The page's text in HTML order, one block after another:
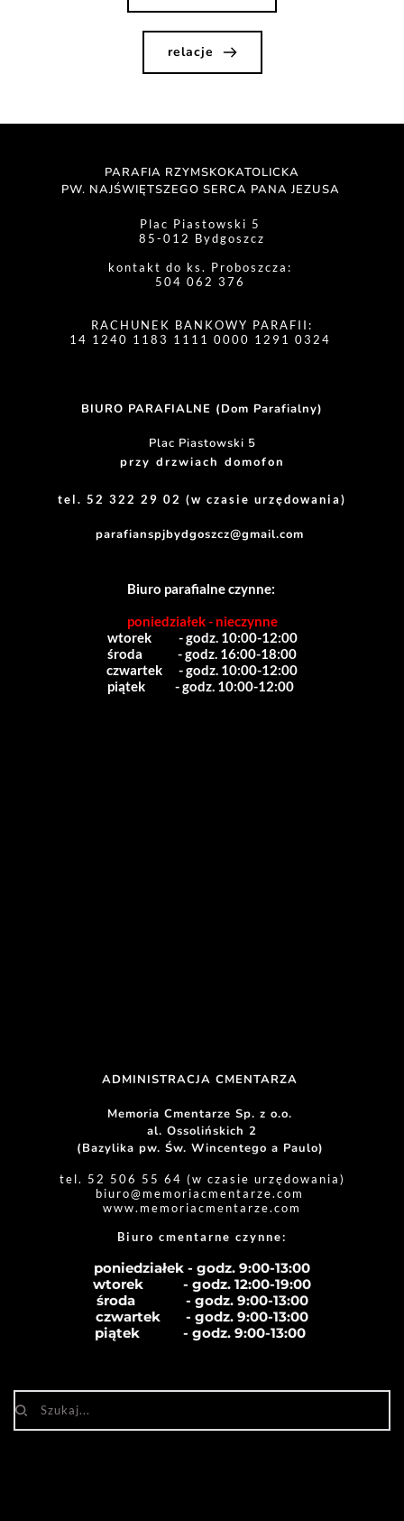
relacje
PARAFIA RZYMSKOKATOLICKA
PW. NAJŚWIĘTSZEGO SERCA PANA JEZUSA
Plac Piastowski 5
85-012 Bydgoszcz
kontakt do ks. Proboszcza:
504 062 376
RACHUNEK BANKOWY PARAFII:
14 1240 1183 1111 0000 1291 0324
BIURO PARAFIALNE (Dom Parafialny)
Plac Piastowski 5
przy drzwiach domofon
tel. 52 322 29 02 (w czasie urzędowania)
parafianspjbydgoszcz@gmail.com
Biuro parafialne czynne:
poniedziałek - nieczynne
wtorek          - godz. 10:00-12:00
środa             - godz. 16:00-18:00
czwartek      - godz. 10:00-12:00
piątek           - godz. 10:00-12:00
ADMINISTRACJA CMENTARZA
Memoria Cmentarze Sp. z o.o.
al. Ossolińskich 2
(Bazylika pw. Św. Wincentego a Paulo)
tel. 52 506 55 64 (w czasie urzędowania)
biuro@memoriacmentarze.com
www.memoriacmentarze.com
Biuro cmentarne czynne:
poniedziałek - godz. 9:00-13:00
wtorek           - godz. 12:00-19:00
środa              - godz. 9:00-13:00
czwartek       - godz. 9:00-13:00
piątek            - godz. 9:00-13:00